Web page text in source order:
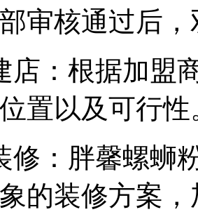
审核通过后，
店：根据加盟
置以及可行性
修：胖馨螺蛳
的装修方案